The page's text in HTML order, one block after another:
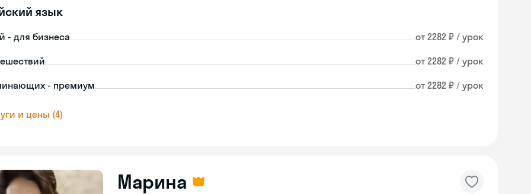
язык
- для бизнеса от 2282 ₽ / урок
от 2282 ₽ / урок
- премиум от 2282 ₽ / урок
и цены (4)
Марина